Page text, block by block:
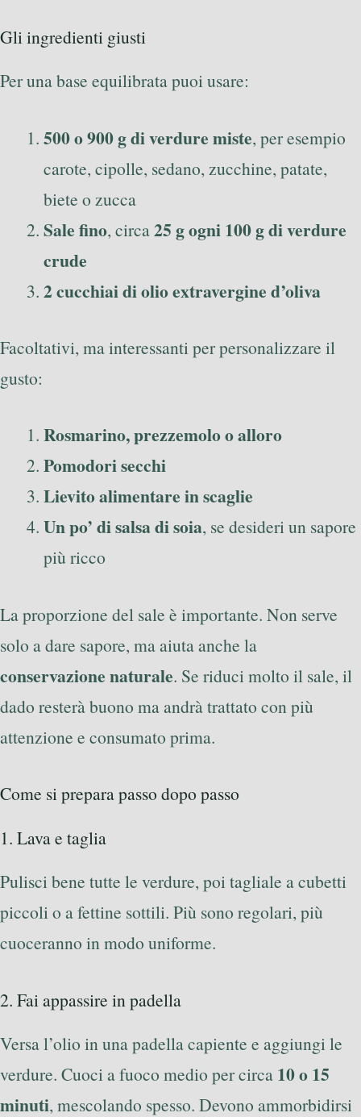
Gli ingredienti giusti
Per una base equilibrata puoi usare:
500 o 900 g di verdure miste, per esempio
carote, cipolle, sedano, zucchine, patate,
biete o zucca
Sale fino, circa25 g ogni 100 g di verdure
crude
2 cucchiai di olio extravergine d’oliva
Facoltativi, ma interessanti per personalizzare il
gusto:
Rosmarino, prezzemolo o alloro
Pomodori secchi
Lievito alimentare in scaglie
Un po’ di salsa di soia, se desideri un sapore
più ricco
La proporzione del sale è importante. Non serve
solo a dare sapore, ma aiuta anche la
conservazione naturale. Se riduci molto il sale, il
dado resterà buono ma andrà trattato con più
attenzione e consumato prima.
Come si prepara passo dopo passo
1. Lava e taglia
Pulisci bene tutte le verdure, poi tagliale a cubetti
piccoli o a fettine sottili. Più sono regolari, più
cuoceranno in modo uniforme.
2. Fai appassire in padella
Versa l’olio in una padella capiente e aggiungi le
verdure. Cuoci a fuoco medio per circa 10 o 15
minuti, mescolando spesso. Devono ammorbidirsi